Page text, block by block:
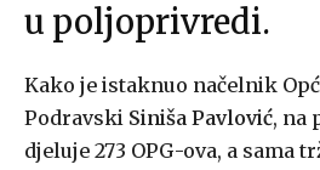
u poljoprivredi.
Kako je istaknuo načelnik
Podravski Siniša Pavlović, na
djeluje 273 OPG-ova, a sama